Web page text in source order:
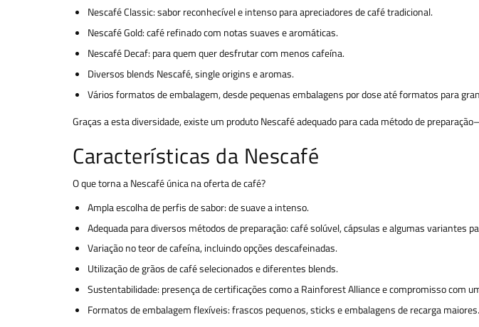
Nescafé Classic: sabor reconhecível e intenso para apreciadores de café tradicional.
Nescafé Gold: café refinado com notas suaves e aromáticas.
Nescafé Decaf: para quem quer desfrutar com menos cafeína.
Diversos blends Nescafé, single origins e aromas.
Vários formatos de embalagem, desde pequenas embalagens por dose até formatos para
Graças a esta diversidade, existe um produto Nescafé adequado para cada método de
Características da Nescafé
O que torna a Nescafé única na oferta de café?
Ampla escolha de perfis de sabor: de suave a intenso.
Adequada para diversos métodos de preparação: café solúvel, cápsulas e algumas variantes
Variação no teor de cafeína, incluindo opções descafeinadas.
Utilização de grãos de café selecionados e diferentes blends.
Sustentabilidade: presença de certificações como a Rainforest Alliance e compromisso com
Formatos de embalagem flexíveis: frascos pequenos, sticks e embalagens de recarga maiores.